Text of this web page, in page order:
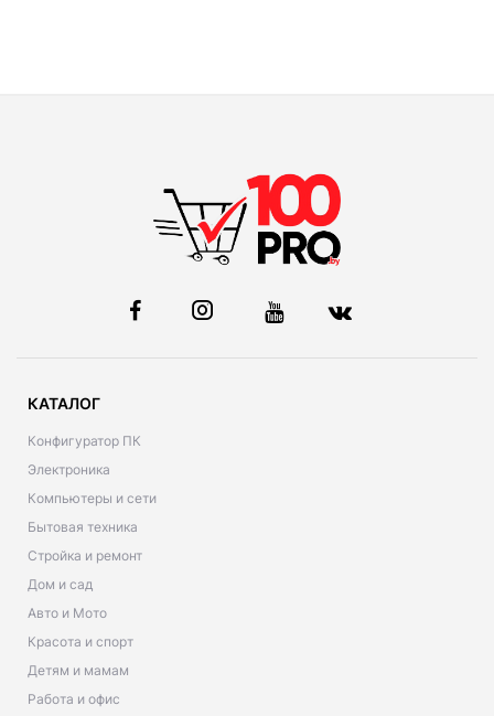
КАТАЛОГ
Конфигуратор ПК
Электроника
Компьютеры и сети
Бытовая техника
Стройка и ремонт
Дом и сад
Авто и Мото
Красота и спорт
Детям и мамам
Работа и офис